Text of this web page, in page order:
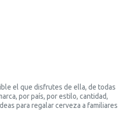
el que disfrutes de ella, de todas
por país, por estilo, cantidad,
para regalar cerveza a familiares